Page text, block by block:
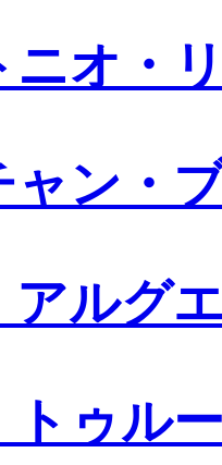
ニオ・
ャン・
アルグ
トゥル